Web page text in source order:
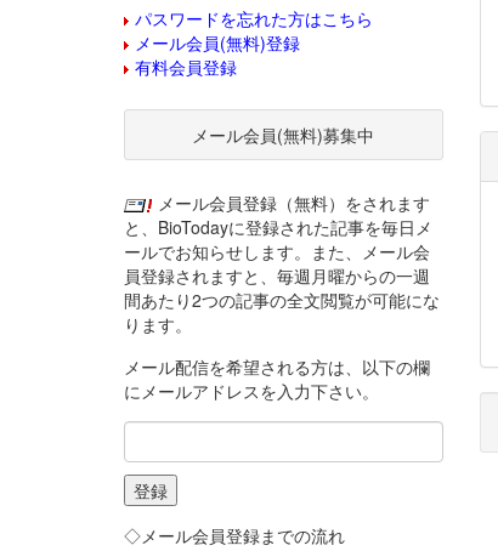
パスワードを忘れた方はこちら
メール会員(無料)登録
有料会員登録
メール会員(無料)募集中
メール会員登録（無料）をされます
と、BioTodayに登録された記事を毎日メ
ールでお知らせします。また、メール会
員登録されますと、毎週月曜からの一週
間あたり2つの記事の全文閲覧が可能にな
ります。
メール配信を希望される方は、以下の欄
にメールアドレスを入力下さい。
◇メール会員登録までの流れ